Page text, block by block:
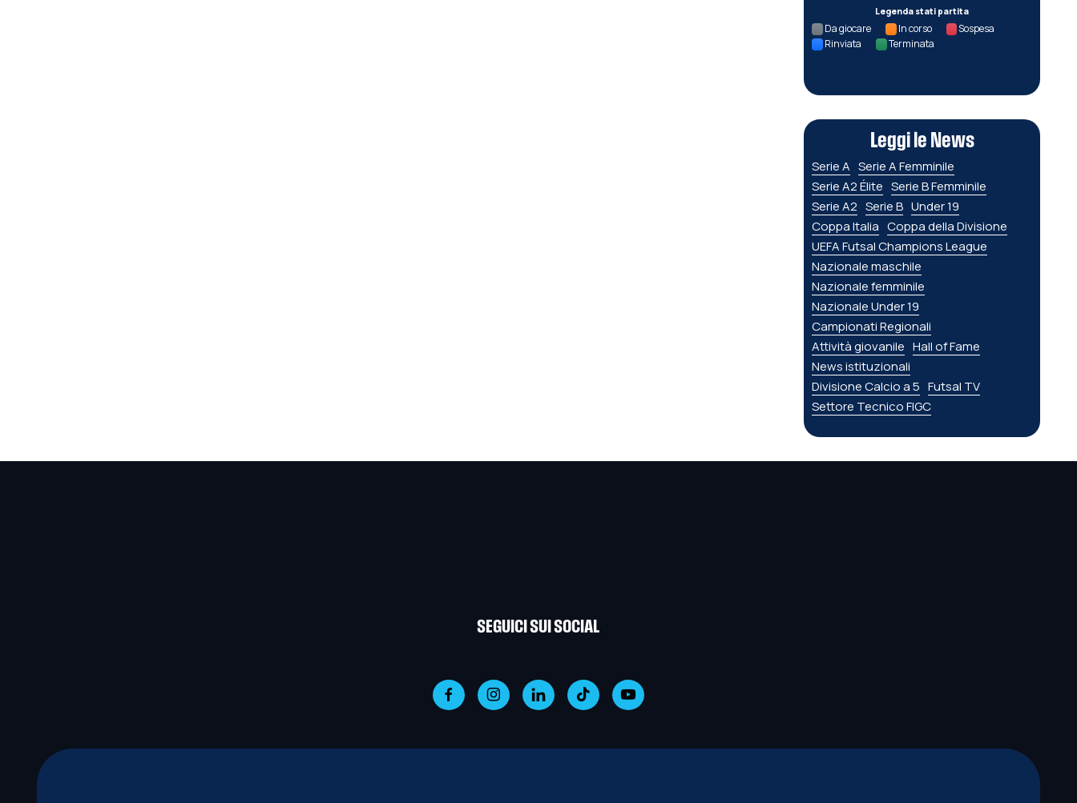
Legenda stati partita
Da giocare In corso
Sospesa
Rinviata
Terminata
Leggi le News
Serie A Serie A Femminile
Serie A2 Élite Serie B Femminile
Serie A2 Serie B Under 19
Coppa Italia Coppa della Divisione
UEFA Futsal Champions League
Nazionale maschile
Nazionale femminile
Nazionale Under 19
Campionati Regionali
Attività giovanile Hall of Fame
News istituzionali
Divisione Calcio a 5 Futsal TV
Settore Tecnico FIGC
SEGUICI SUI SOCIAL